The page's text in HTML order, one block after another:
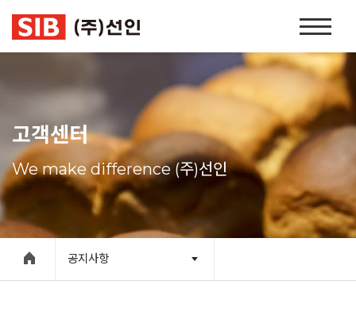
홈
이
지
네
비
게
이
고객센터
We make difference (주)선인
공지사항